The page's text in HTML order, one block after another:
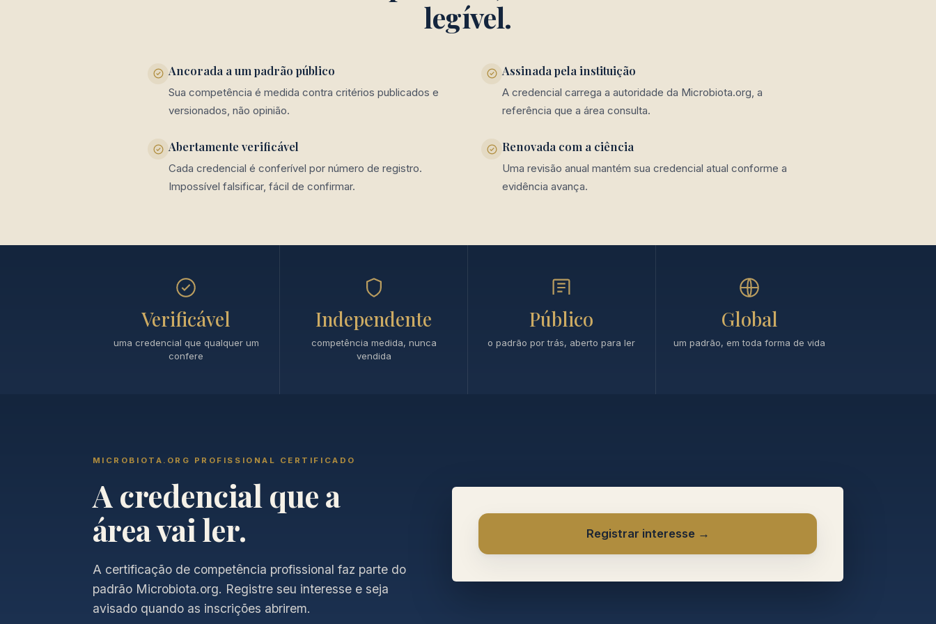
legível.
Ancorada a um padrão público
Sua competência é medida contra critérios publicados e
versionados, não opinião.
Assinada pela instituição
A credencial carrega a autoridade da Microbiota.org, a
referência que a área consulta.
Abertamente verificável
Cada credencial é conferível por número de registro.
Impossível falsificar, fácil de confirmar.
Renovada com a ciência
Uma revisão anual mantém sua credencial atual conforme a
evidência avança.
Verificável
uma credencial que qualquer um
confere
Independente
competência medida, nunca
vendida
Público
o padrão por trás, aberto para ler
Global
um padrão, em toda forma de vida
MICROBIOTA.ORG PROFISSIONAL CERTIFICADO
A credencial que a
área vai ler.
A certificação de competência profissional faz parte do
padrão Microbiota.org. Registre seu interesse e seja
avisado quando as inscrições abrirem.
Registrar interesse →